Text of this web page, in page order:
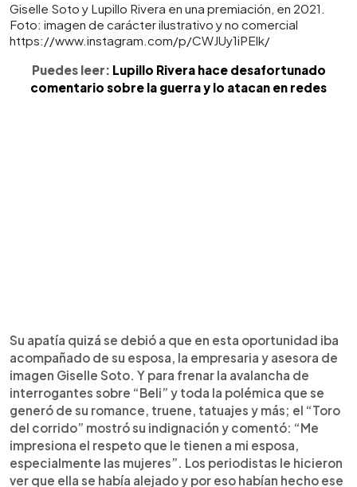
Giselle Soto y Lupillo Rivera en una premiación, en 2021.
Foto: imagen de carácter ilustrativo y no comercial
https://www.instagram.com/p/CWJUy1iPElk/
Puedes leer: Lupillo Rivera hace desafortunado
comentario sobre la guerra y lo atacan en redes
Su apatía quizá se debió a que en esta oportunidad iba
acompañado de su esposa, la empresaria y asesora de
imagen Giselle Soto. Y para frenar la avalancha de
interrogantes sobre “Beli” y toda la polémica que se
generó de su romance, truene, tatuajes y más; el “Toro
del corrido” mostró su indignación y comentó: “Me
impresiona el respeto que le tienen a mi esposa,
especialmente las mujeres”. Los periodistas le hicieron
ver que ella se había alejado y por eso habían hecho ese